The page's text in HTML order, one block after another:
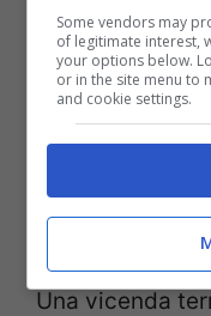
l’indennizzo,
Secondo il
polizia
,
boccata di
sarebbe vivo”.
Una vicenda
Some vendors may
of legitimate interest,
your options below.
or in the site menu to
and cookie settings.